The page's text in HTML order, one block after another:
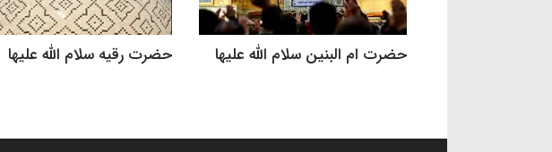
حضرت ام البنین سلام الله علیها حضرت رقیه سلام الله علیها